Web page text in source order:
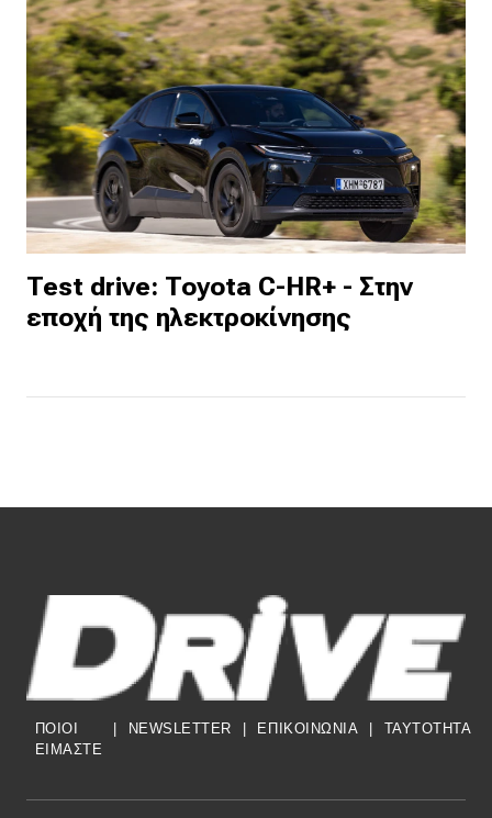
Test drive: Toyota C-HR+ - Στην
εποχή της ηλεκτροκίνησης
ΠΟΙΟΙ
ΕΙΜΑΣΤΕ
| NEWSLETTER | ΕΠΙΚΟΙΝΩΝΙΑ | TAYTOTHTA